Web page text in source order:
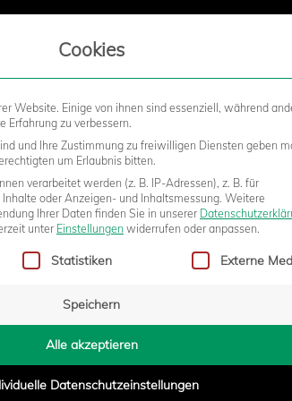
BUSINESS KIDS
AN SEITE DIE
Cookies
Website. Einige von ihnen sind essenziell, während
Erfahrung zu verbessern.
und Ihre Zustimmung zu freiwilligen Diensten geben
um Erlaubnis bitten.
verarbeitet werden (z. B. IP-Adressen), z. B. für
oder Anzeigen- und Inhaltsmessung. Weitere
Ihrer Daten finden Sie in unserer
unter Einstellungen widerrufen oder anpassen.
Gruppen, für die eine Einwilligung erteilt
Statistiken Externe
Speichern
Alle akzeptieren
Datenschutzeinstellungen